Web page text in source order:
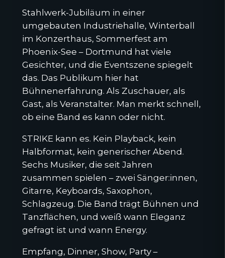
Stahlwerk-Jubiläum in einer
umgebauten Industriehalle, Winterball
im Konzerthaus, Sommerfest am
Phoenix-See – Dortmund hat viele
Gesichter, und die Eventszene spiegelt
das. Das Publikum hier hat
Bühnenerfahrung. Als Zuschauer, als
Gast, als Veranstalter. Man merkt schnell,
ob eine Band es kann oder nicht.
STRIKE kann es. Kein Playback, kein
Halbformat, kein generischer Abend.
Sechs Musiker, die seit Jahren
zusammen spielen – zwei Sänger:innen,
Gitarre, Keyboards, Saxophon,
Schlagzeug. Die Band trägt Bühnen und
Tanzflächen, und weiß wann Eleganz
gefragt ist und wann Energy.
Empfang, Dinner, Show, Party –